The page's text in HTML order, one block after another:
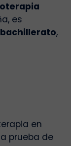
es
bachillerato,
en
prueba de